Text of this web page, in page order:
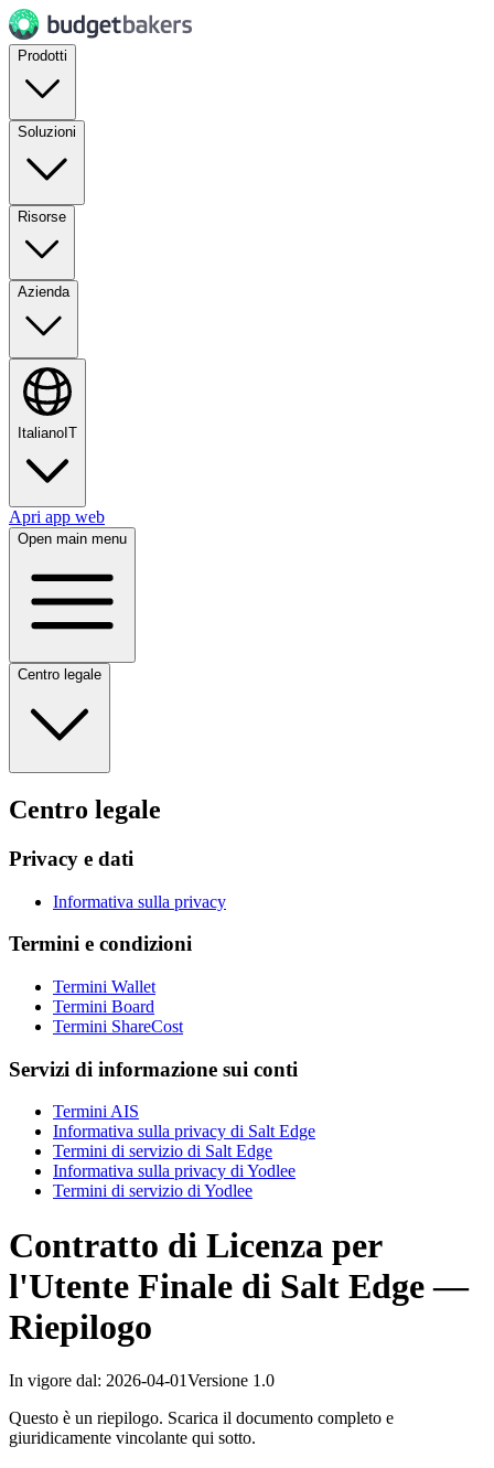
Prodotti
Soluzioni
Risorse
Azienda
Italiano IT
Apri app web
Open main menu
Centro legale
Centro legale
Privacy e dati
Informativa sulla privacy
Termini e condizioni
Termini Wallet
Termini Board
Termini ShareCost
Servizi di informazione sui conti
Termini AIS
Informativa sulla privacy di Salt Edge
Termini di servizio di Salt Edge
Informativa sulla privacy di Yodlee
Termini di servizio di Yodlee
Contratto di Licenza per
l'Utente Finale di Salt Edge —
Riepilogo
In vigore dal: 2026-04-01Versione 1.0
Questo è un riepilogo. Scarica il documento completo e
giuridicamente vincolante qui sotto.